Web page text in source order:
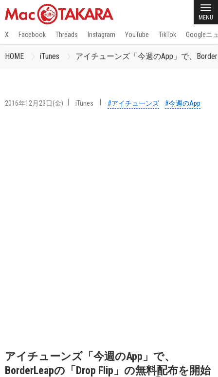
MENU
X Facebook Threads Instagram YouTube TikTok Googleニ
HOME iTunes アイチューンズ「今週のApp」で、
2016年12月23日(金) iTunes #アイチューンズ #今週のApp
アイチューンズ「今週のApp」で、
BorderLeapの「Drop Flip」の無料配布を開始